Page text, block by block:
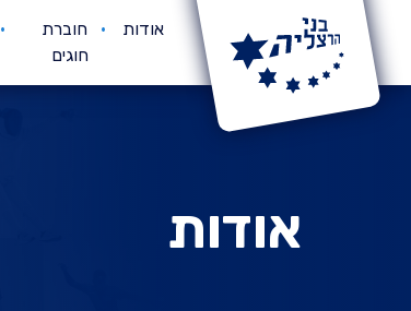
אודות
חוברת
חוגים
אודות